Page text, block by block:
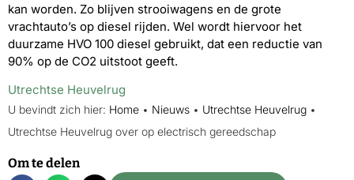
kan worden. Zo blijven strooiwagens en de grote
vrachtauto’s op diesel rijden. Wel wordt hiervoor het
duurzame HVO 100 diesel gebruikt, dat een reductie van
90% op de CO2 uitstoot geeft.
Utrechtse Heuvelrug
U bevindt zich hier: Home • Nieuws • Utrechtse Heuvelrug •
Utrechtse Heuvelrug over op electrisch gereedschap
Om te delen